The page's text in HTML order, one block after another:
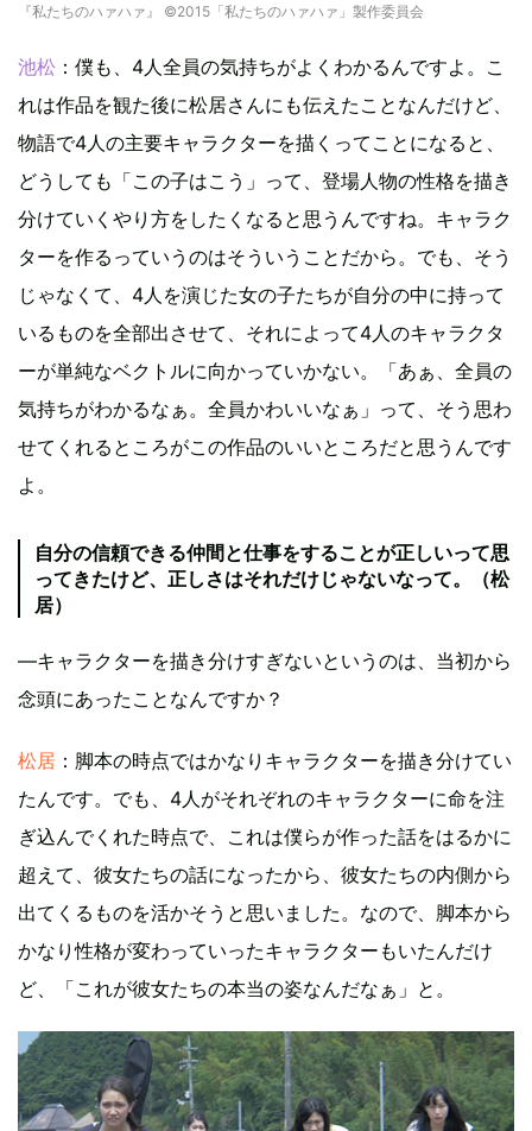
『私たちのハァハァ』 ©2015「私たちのハァハァ」製作委員会
池松 ：僕も、4人全員の気持ちがよくわかるんですよ。こ
れは作品を観た後に松居さんにも伝えたことなんだけど、
物語で4人の主要キャラクターを描くってことになると、
どうしても「この子はこう」って、登場人物の性格を描き
分けていくやり方をしたくなると思うんですね。キャラク
ターを作るっていうのはそういうことだから。でも、そう
じゃなくて、4人を演じた女の子たちが自分の中に持って
いるものを全部出させて、それによって4人のキャラクタ
ーが単純なベクトルに向かっていかない。「あぁ、全員の
気持ちがわかるなぁ。全員かわいいなぁ」って、そう思わ
せてくれるところがこの作品のいいところだと思うんです
よ。
自分の信頼できる仲間と仕事をすることが正しいって思
ってきたけど、正しさはそれだけじゃないなって。（松
居）
―キャラクターを描き分けすぎないというのは、当初から
念頭にあったことなんですか？
松居 ：脚本の時点ではかなりキャラクターを描き分けてい
たんです。でも、4人がそれぞれのキャラクターに命を注
ぎ込んでくれた時点で、これは僕らが作った話をはるかに
超えて、彼女たちの話になったから、彼女たちの内側から
出てくるものを活かそうと思いました。なので、脚本から
かなり性格が変わっていったキャラクターもいたんだけ
ど、「これが彼女たちの本当の姿なんだなぁ」と。